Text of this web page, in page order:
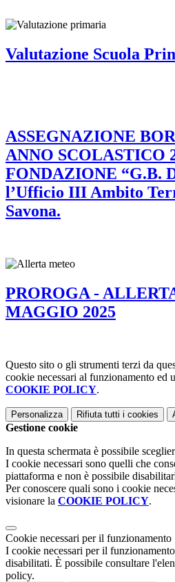
Valutazione Scuola
ASSEGNAZIONE
ANNO SCOLASTICO
FONDAZIONE “G.B.
l’Ufficio III Ambito
Savona.
PROROGA -
MAGGIO 2025
Questo sito o gli strumenti terzi da
cookie necessari al funzionamento ed
COOKIE POLICY.
Personalizza Rifiuta tutti i cookies
Gestione cookie
In questa schermata è possibile
I cookie necessari sono quelli che
piattaforma e non è possibile
Per conoscere quali sono i cookie
visionare la COOKIE POLICY.
Cookie necessari per il funzionamento
I cookie necessari per il
disabilitati. È possibile consultare
policy.